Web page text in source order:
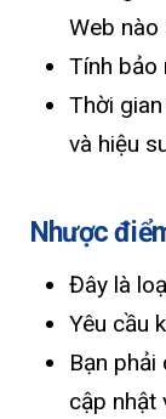
Web nào
Tính bảo
Thời
và hiệu
Nhược
Đây là
Yêu cầu
Bạn
cập nhật